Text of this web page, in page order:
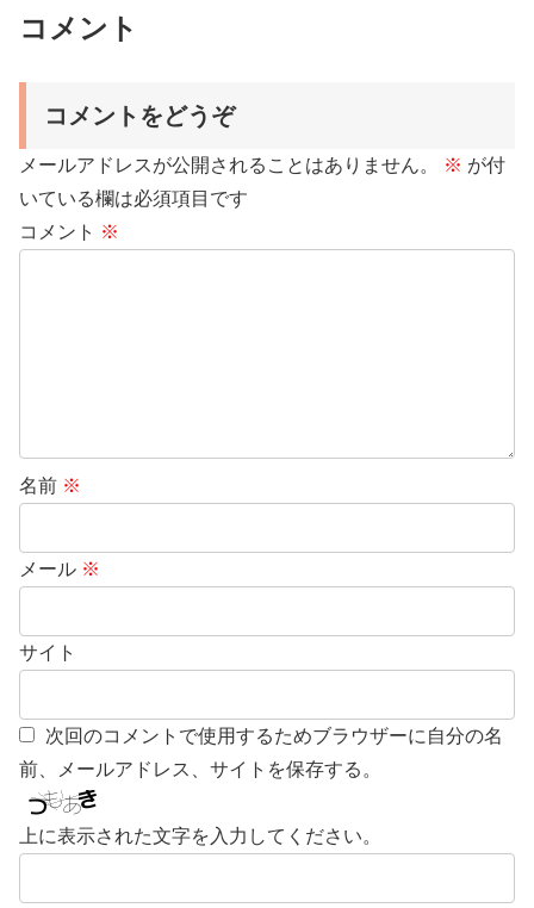
コメント
コメントをどうぞ
メールアドレスが公開されることはありません。 ※ が付
いている欄は必須項目です
コメント ※
名前 ※
メール ※
サイト
次回のコメントで使用するためブラウザーに自分の名
前、メールアドレス、サイトを保存する。
上に表示された文字を入力してください。